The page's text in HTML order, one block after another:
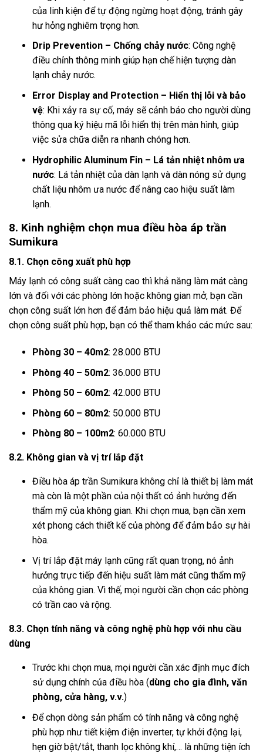
của linh kiện để tự động ngừng hoạt động, tránh gây
hư hỏng nghiêm trọng hơn.
Drip Prevention – Chống chảy nước: Công nghệ
điều chỉnh thông minh giúp hạn chế hiện tượng dàn
lạnh chảy nước.
Error Display and Protection – Hiển thị lỗi và bảo
vệ: Khi xảy ra sự cố, máy sẽ cảnh báo cho người dùng
thông qua ký hiệu mã lỗi hiển thị trên màn hình, giúp
việc sửa chữa diễn ra nhanh chóng hơn.
Hydrophilic Aluminum Fin – Lá tản nhiệt nhôm ưa
nước: Lá tản nhiệt của dàn lạnh và dàn nóng sử dụng
chất liệu nhôm ưa nước để nâng cao hiệu suất làm
lạnh.
8. Kinh nghiệm chọn mua điều hòa áp trần
Sumikura
8.1. Chọn công xuất phù hợp
Máy lạnh có công suất càng cao thì khả năng làm mát càng
lớn và đối với các phòng lớn hoặc không gian mở, bạn cần
chọn công suất lớn hơn để đảm bảo hiệu quả làm mát. Để
chọn công suất phù hợp, bạn có thể tham khảo các mức sau:
Phòng 30 – 40m2: 28.000 BTU
Phòng 40 – 50m2: 36.000 BTU
Phòng 50 – 60m2: 42.000 BTU
Phòng 60 – 80m2: 50.000 BTU
Phòng 80 – 100m2: 60.000 BTU
8.2. Không gian và vị trí lắp đặt
Điều hòa áp trần Sumikura không chỉ là thiết bị làm mát
mà còn là một phần của nội thất có ảnh hưởng đến
thẩm mỹ của không gian. Khi chọn mua, bạn cần xem
xét phong cách thiết kế của phòng để đảm bảo sự hài
hòa.
Vị trí lắp đặt máy lạnh cũng rất quan trọng, nó ảnh
hưởng trực tiếp đến hiệu suất làm mát cũng thẩm mỹ
của không gian. Vì thế, mọi người cần chọn các phòng
có trần cao và rộng.
8.3. Chọn tính năng và công nghệ phù hợp với nhu cầu
dùng
Trước khi chọn mua, mọi người cần xác định mục đích
sử dụng chính của điều hòa (dùng cho gia đình, văn
phòng, cửa hàng, v.v.)
Để chọn dòng sản phẩm có tính năng và công nghệ
phù hợp như tiết kiệm điện inverter, tự khởi động lại,
hẹn giờ bật/tắt, thanh lọc không khí,… là những tiện ích